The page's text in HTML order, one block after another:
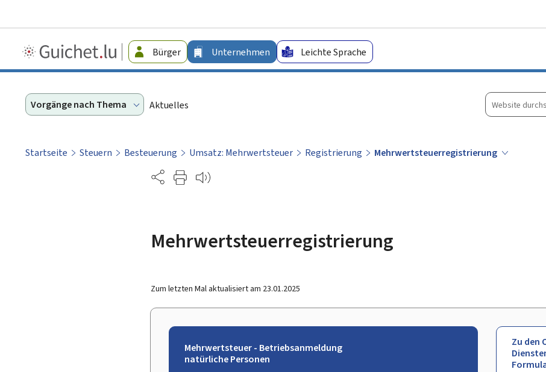
Guichet.lu
-
Bürger Unternehmen Leichte Sprache
Vorgänge nach Thema Aktuelles
Website
durchsuchen
Startseite Steuern Besteuerung Umsatz: Mehrwertsteuer Registrierung
Mehrwertsteuerregistrierung
Partage
Mehrwertsteuerregistrierung
Zum letzten Mal aktualisiert am 23.01.2025
Mehrwertsteuer - Betriebsanmeldung
natürliche Personen
Zu den